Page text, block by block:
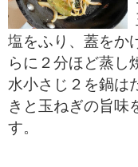
塩をふり、蓋をか
らに２分ほど蒸し
水小さじ２を鍋は
きと玉ねぎの旨味
す。